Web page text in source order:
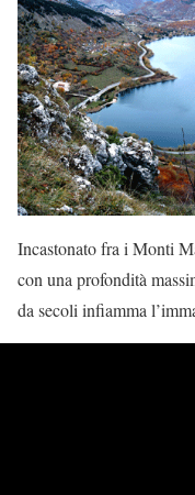
Incastonato fra i Monti
con una profondità
da secoli infiamma